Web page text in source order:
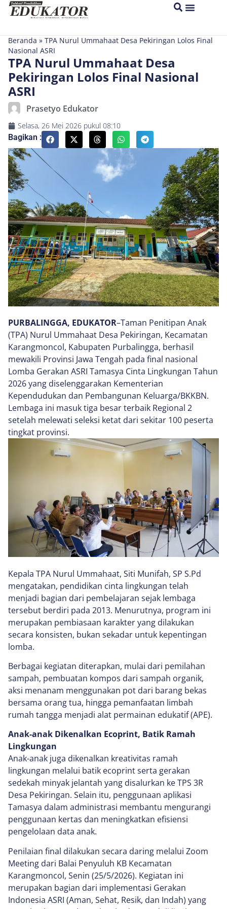
Beranda » TPA Nurul Ummahaat Desa Pekiringan Lolos Final
Nasional ASRI
TPA Nurul Ummahaat Desa
Pekiringan Lolos Final Nasional
ASRI
Prasetyo Edukator
Selasa, 26 Mei 2026 pukul 08:10
Bagikan :
PURBALINGGA, EDUKATOR–Taman Penitipan Anak
(TPA) Nurul Ummahaat Desa Pekiringan, Kecamatan
Karangmoncol, Kabupaten Purbalingga, berhasil
mewakili Provinsi Jawa Tengah pada final nasional
Lomba Gerakan ASRI Tamasya Cinta Lingkungan Tahun
2026 yang diselenggarakan Kementerian
Kependudukan dan Pembangunan Keluarga/BKKBN.
Lembaga ini masuk tiga besar terbaik Regional 2
setelah melewati seleksi ketat dari sekitar 100 peserta
tingkat provinsi.
Kepala TPA Nurul Ummahaat, Siti Munifah, SP S.Pd
mengatakan, pendidikan cinta lingkungan telah
menjadi bagian dari pembelajaran sejak lembaga
tersebut berdiri pada 2013. Menurutnya, program ini
merupakan pembiasaan karakter yang dilakukan
secara konsisten, bukan sekadar untuk kepentingan
lomba.
Berbagai kegiatan diterapkan, mulai dari pemilahan
sampah, pembuatan kompos dari sampah organik,
aksi menanam menggunakan pot dari barang bekas
bersama orang tua, hingga pemanfaatan limbah
rumah tangga menjadi alat permainan edukatif (APE).
Anak-anak Dikenalkan Ecoprint, Batik Ramah
Lingkungan
Anak-anak juga dikenalkan kreativitas ramah
lingkungan melalui batik ecoprint serta gerakan
sedekah minyak jelantah yang disalurkan ke TPS 3R
Desa Pekiringan. Selain itu, penggunaan aplikasi
Tamasya dalam administrasi membantu mengurangi
penggunaan kertas dan meningkatkan efisiensi
pengelolaan data anak.
Penilaian final dilakukan secara daring melalui Zoom
Meeting dari Balai Penyuluh KB Kecamatan
Karangmoncol, Senin (25/5/2026). Kegiatan ini
merupakan bagian dari implementasi Gerakan
Indonesia ASRI (Aman, Sehat, Resik, dan Indah) yang